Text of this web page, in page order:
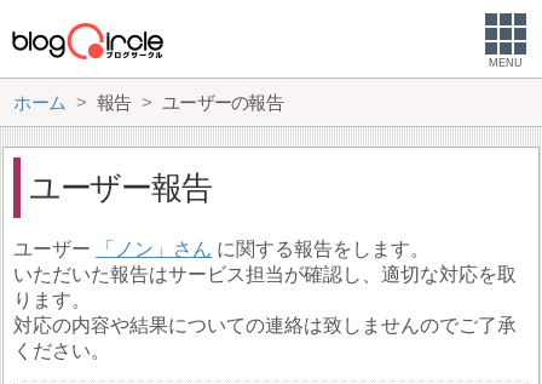
MENU
ホーム 報告 ユーザーの報告
ユーザー報告
ユーザー ノン
に関する報告をします。
いただいた報告はサービス担当が確認し、適切な対応を取
ります。
対応の内容や結果についての連絡は致しませんのでご了承
ください。